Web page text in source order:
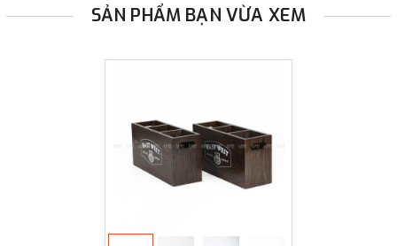
SẢN PHẨM BẠN VỪA XEM